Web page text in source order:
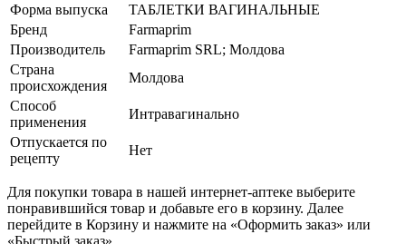
Форма выпуска
ТАБЛЕТКИ ВАГИНАЛЬНЫЕ
Бренд
Farmaprim
Производитель
Farmaprim SRL; Молдова
Страна
происхождения
Молдова
Способ
применения
Интравагинально
Отпускается по
рецепту
Нет
Для покупки товара в нашей интернет-аптеке выберите
понравившийся товар и добавьте его в корзину. Далее
перейдите в Корзину и нажмите на «Оформить заказ» или
«Быстрый заказ».